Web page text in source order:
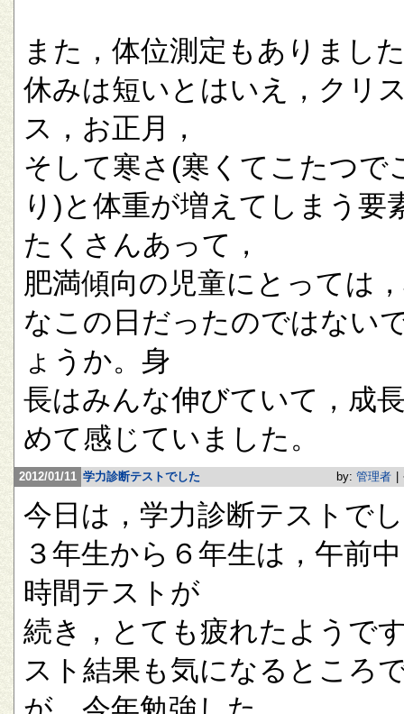
また，体位測定もありまし
休みは短いとはいえ，クリ
ス，お正月，
そして寒さ(寒くてこたつで
り)と体重が増えてしまう要
たくさんあって，
肥満傾向の児童にとっては
なこの日だったのではない
ょうか。身
長はみんな伸びていて，成
めて感じていました。
2012/01/11 学力診断テストでした by: 管理者
今日は，学力診断テストで
３年生から６年生は，午前
時間テストが
続き，とても疲れたようで
スト結果も気になるところ